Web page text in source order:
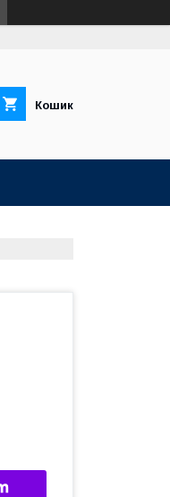
Кошик